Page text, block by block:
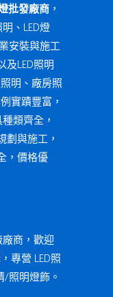
批發廠商 ，
、LED燈
安裝與施工
及LED照明
明、廠房照
實蹟豐富，
類齊全，
劃與施工，
，價格優
廠商，歡迎
專營 LED照
照明燈飾。